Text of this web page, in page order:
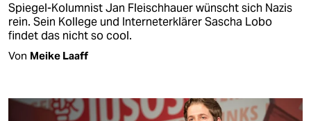
Spiegel-Kolumnist Jan Fleischhauer wünscht sich Nazis
rein. Sein Kollege und Interneterklärer Sascha Lobo
findet das nicht so cool.
Von Meike Laaff